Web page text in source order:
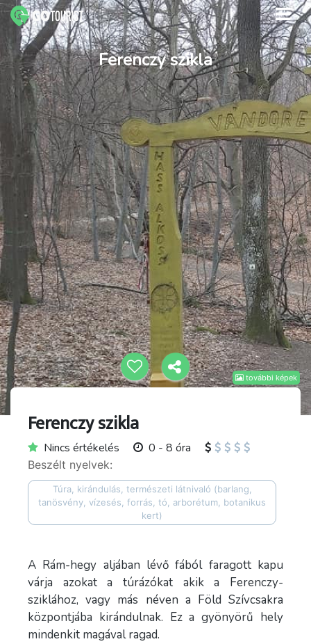
további képek
Ferenczy szikla
Ferenczy szikla
Nincs értékelés 0 - 8 óra
Beszélt nyelvek:
Túra, kirándulás, természeti látnivaló (barlang,
tanösvény, vízesés, forrás, tó, arborétum, botanikus
kert)
A Rám-hegy aljában lévő fából faragott kapu
várja azokat a túrázókat akik a Ferenczy-
sziklához, vagy más néven a Föld Szívcsakra
központjába kirándulnak. Ez a gyönyörű hely
mindenkit magával ragad.